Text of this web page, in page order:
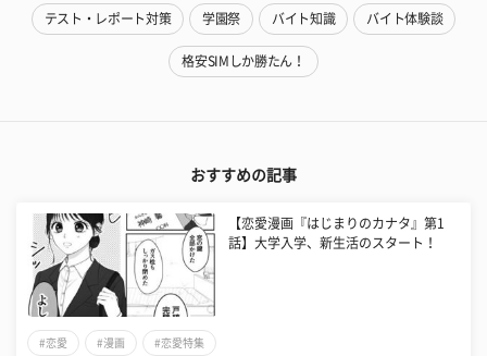
テスト・レポート対策 学園祭 バイト知識 バイト体験談
格安SIMしか勝たん！
おすすめの記事
【恋愛漫画『はじまりのカナタ』第1
話】大学入学、新生活のスタート！
#恋愛 #漫画 #恋愛特集